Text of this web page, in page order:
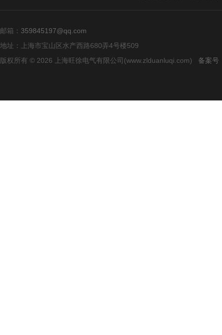
邮箱： 359845197@qq.com
地址：上海市宝山区水产西路680弄4号楼509
版权所有 © 2026 上海旺徐电气有限公司(www.zlduanluqi.com) 备案号